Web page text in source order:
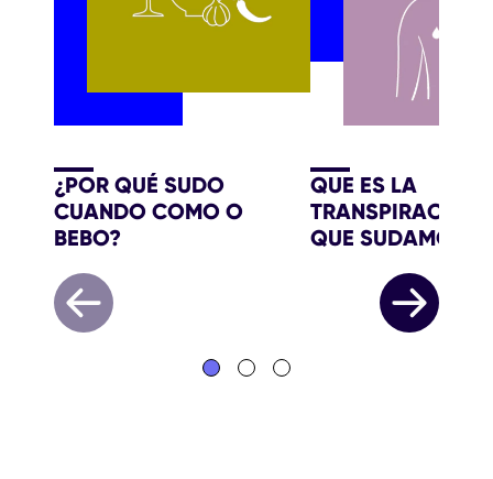
¿POR QUÉ SUDO
CUANDO COMO O
BEBO?
QUE ES LA
TRANSPIRACION
QUE SUDAMOS